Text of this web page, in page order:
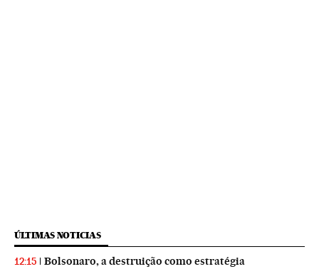
ÚLTIMAS NOTICIAS
12:15 Bolsonaro, a destruição como estratégia